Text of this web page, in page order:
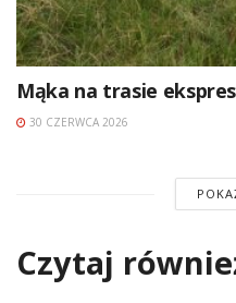
Mąka na trasie
30 CZERWCA 2026
Czytaj